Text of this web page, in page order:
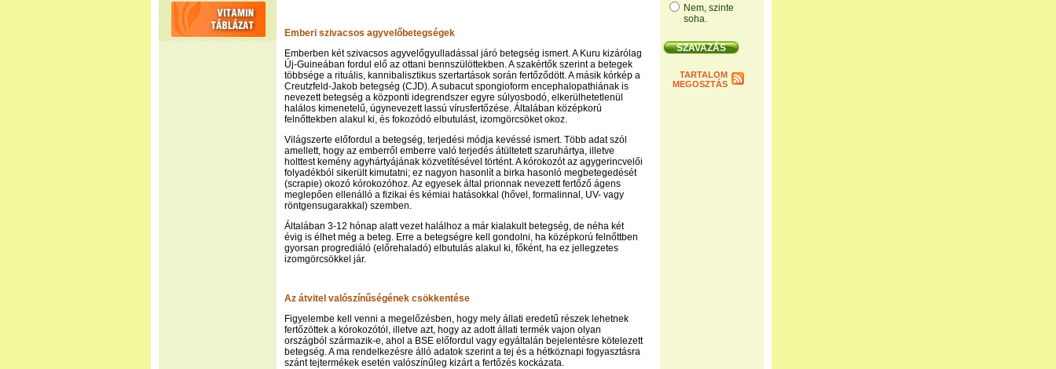
Nem, szinte
soha.
TARTALOM
MEGOSZTÁS
Emberi szivacsos agyvelőbetegségek
Emberben két szivacsos agyvelőgyulladással járó betegség ismert. A Kuru kizárólag
Új-Guineában fordul elő az ottani bennszülöttekben. A szakértők szerint a betegek
többsége a rituális, kannibalisztikus szertartások során fertőződött. A másik kórkép a
Creutzfeld-Jakob betegség (CJD). A subacut spongioform encephalopathiának is
nevezett betegség a központi idegrendszer egyre súlyosbodó, elkerülhetetlenül
halálos kimenetelű, úgynevezett lassú vírusfertőzése. Általában középkorú
felnőttekben alakul ki, és fokozódó elbutulást, izomgörcsöket okoz.
Világszerte előfordul a betegség, terjedési módja kevéssé ismert. Több adat szól
amellett, hogy az emberről emberre való terjedés átültetett szaruhártya, illetve
holttest kemény agyhártyájának közvetítésével történt. A kórokozót az agygerincvelői
folyadékból sikerült kimutatni; ez nagyon hasonlít a birka hasonló megbetegedését
(scrapie) okozó kórokozóhoz. Az egyesek által prionnak nevezett fertőző ágens
meglepően ellenálló a fizikai és kémiai hatásokkal (hővel, formalinnal, UV- vagy
röntgensugarakkal) szemben.
Általában 3-12 hónap alatt vezet halálhoz a már kialakult betegség, de néha két
évig is élhet még a beteg. Erre a betegségre kell gondolni, ha középkorú felnőttben
gyorsan progrediáló (előrehaladó) elbutulás alakul ki, főként, ha ez jellegzetes
izomgörcsökkel jár.
Az átvitel valószínűségének csökkentése
Figyelembe kell venni a megelőzésben, hogy mely állati eredetű részek lehetnek
fertőzöttek a kórokozótól, illetve azt, hogy az adott állati termék vajon olyan
országból származik-e, ahol a BSE előfordul vagy egyáltalán bejelentésre kötelezett
betegség. A ma rendelkezésre álló adatok szerint a tej és a hétköznapi fogyasztásra
szánt tejtermékek esetén valószínűleg kizárt a fertőzés kockázata.